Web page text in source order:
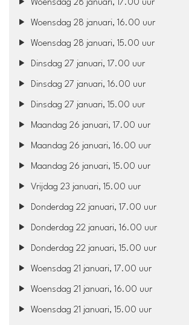
Woensdag 28 januari, 17.00 uur
Woensdag 28 januari, 16.00 uur
Woensdag 28 januari, 15.00 uur
Dinsdag 27 januari, 17.00 uur
Dinsdag 27 januari, 16.00 uur
Dinsdag 27 januari, 15.00 uur
Maandag 26 januari, 17.00 uur
Maandag 26 januari, 16.00 uur
Maandag 26 januari, 15.00 uur
Vrijdag 23 januari, 15.00 uur
Donderdag 22 januari, 17.00 uur
Donderdag 22 januari, 16.00 uur
Donderdag 22 januari, 15.00 uur
Woensdag 21 januari, 17.00 uur
Woensdag 21 januari, 16.00 uur
Woensdag 21 januari, 15.00 uur